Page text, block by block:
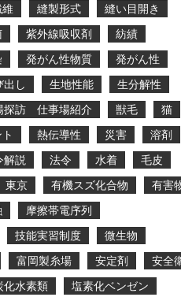
縫製形式
縫い目開き
紫外線吸収剤
紡績
発がん性物質
発がん性
し 生地性能
生分解性
探訪 仕事場紹介 獣毛
猫
熱伝導性 災害
溶剤
解説 法令 水着
毛皮
東京 有機スズ化合物
有害
摩擦帯電序列
技能実習制度
微生物
富岡製糸場 安定剤
安全
化水素類
塩素化ベンゼン